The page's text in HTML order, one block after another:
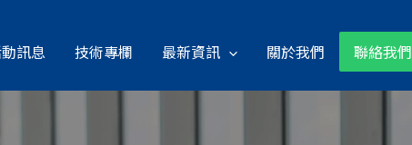
訊息 技術專欄 最新資訊 關於我們 聯絡我們